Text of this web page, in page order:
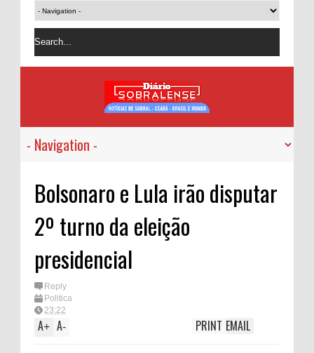
Bolsonaro e Lula irão disputar
2º turno da eleição
presidencial
Reply
Politica
23:22
A+ A- EMAIL
PRINT